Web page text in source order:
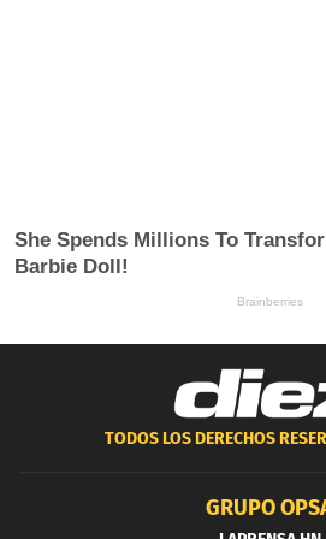
TODOS LOS DERECHOS
GRUPO